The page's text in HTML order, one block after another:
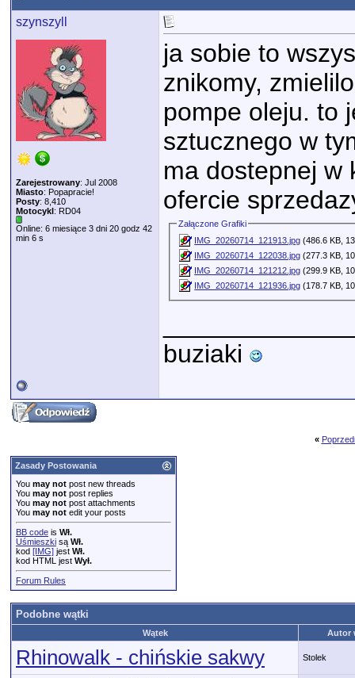
szynszyll
Zarejestrowany: Jul 2008
Miasto: Popapracie!
Posty: 8,410
Motocykl: RD04
Online: 6 miesiące 3 dni 20 godz 42
min 6 s
ja sobie to
znikomy,
pompe oleju. to
sztucznego w
ma dostepnej w
ofercie
Załączone Grafiki
IMG_20260714_121913.jpg (486.6 KB,
IMG_20260714_122038.jpg (277.3 KB,
IMG_20260714_121212.jpg (299.9 KB,
IMG_20260714_121936.jpg (178.7 KB,
buziaki
«
Zasady Postowania
You may not post new threads
You may not post replies
You may not post attachments
You may not edit your posts
BB code is Wł.
Uśmieszki są Wł.
kod [IMG] jest Wł.
kod HTML jest Wył.
Forum Rules
Podobne wątki
Wątek Autor
Rhinowalk - chińskie sakwy Stolek